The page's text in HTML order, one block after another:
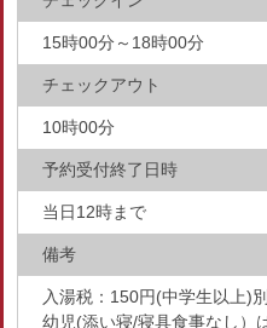
15時00分～18時00分
チェックアウト
10時00分
予約受付終了日時
当日12時まで
備考
入湯税：150円(中学生以上)
幼児(添い寝/寝具食事なし）